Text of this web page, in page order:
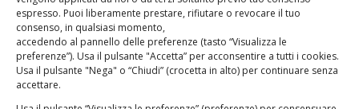
espresso. Puoi liberamente prestare, rifiutare o revocare il tuo
consenso, in qualsiasi momento,
accedendo al pannello delle preferenze (tasto “Visualizza le
preferenze”). Usa il pulsante "Accetta” per acconsentire a tutti i cookies.
Usa il pulsante "Nega" o “Chiudi” (crocetta in alto) per continuare senza
accettare.
LINK UTILI
PagoPA
Privacy Policy